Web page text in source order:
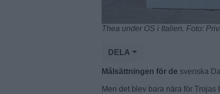
Thea under OS i Italien. Foto:
DELA
Målsättningen för de svenska
Men det blev bara nära för